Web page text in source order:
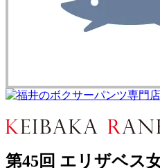
第45回 エリザベス